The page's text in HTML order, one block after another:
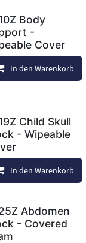
Vergleichen
Body
-
Cover
In den Warenkorb
Vergleichen
Child Skull
- Wipeable
In den Warenkorb
Abdomen
- Covered